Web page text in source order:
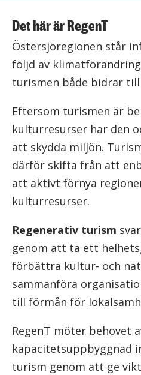
Det här är RegenT
Östersjöregionen står
följd av
turismen både bidrar till
Eftersom turismen är
kulturresurser har den
att skydda miljön.
därför skifta från att
att aktivt förnya
kulturresurser.
Regenerativ turism
genom att ta ett
förbättra kultur- och
sammanföra
till förmån för
RegenT möter behovet
kapacitetsuppbyggnad
turism genom att ge